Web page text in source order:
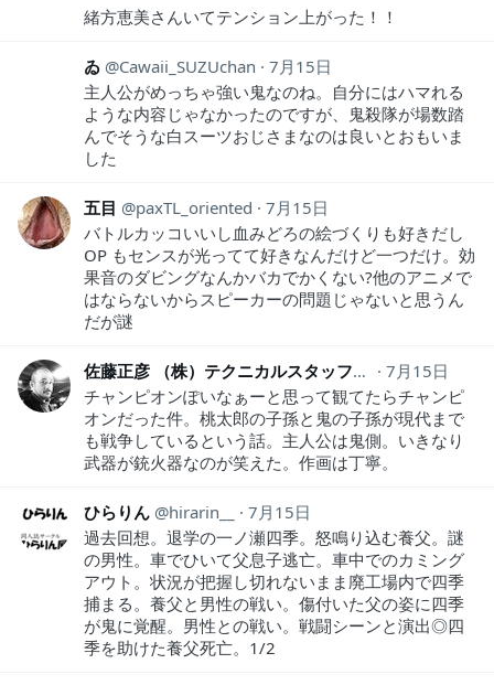
緒方恵美さんいてテンション上がった！！
ゐ Cawaii_SUZUchan
7月15日
主人公がめっちゃ強い鬼なのね。自分にはハマれる
ような内容じゃなかったのですが、鬼殺隊が場数踏
んでそうな白スーツおじさまなのは良いとおもいま
した
五目 paxTL_oriented
7月15日
バトルカッコいいし血みどろの絵づくりも好きだし
OP もセンスが光ってて好きなんだけど一つだけ。効
果音のダビングなんかバカでかくない?他のアニメで
はならないからスピーカーの問題じゃないと思うん
だが謎
佐藤正彦 （株）テクニカルスタッフCEO hajiox
7月15日
チャンピオンぽいなぁーと思って観てたらチャンピ
オンだった件。桃太郎の子孫と鬼の子孫が現代まで
も戦争しているという話。主人公は鬼側。いきなり
武器が銃火器なのが笑えた。作画は丁寧。
ひらりん hirarin__
7月15日
過去回想。退学の一ノ瀬四季。怒鳴り込む養父。謎
の男性。車でひいて父息子逃亡。車中でのカミング
アウト。状況が把握し切れないまま廃工場内で四季
捕まる。養父と男性の戦い。傷付いた父の姿に四季
が鬼に覚醒。男性との戦い。戦闘シーンと演出◎四
季を助けた養父死亡。1/2